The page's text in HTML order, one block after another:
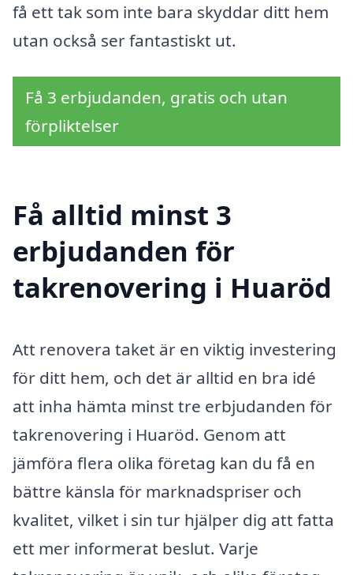
få ett tak som inte bara skyddar ditt hem
utan också ser fantastiskt ut.
Få 3 erbjudanden, gratis och utan
förpliktelser
Få alltid minst 3
erbjudanden för
takrenovering i Huaröd
Att renovera taket är en viktig investering
för ditt hem, och det är alltid en bra idé
att inha hämta minst tre erbjudanden för
takrenovering i Huaröd. Genom att
jämföra flera olika företag kan du få en
bättre känsla för marknadspriser och
kvalitet, vilket i sin tur hjälper dig att fatta
ett mer informerat beslut. Varje